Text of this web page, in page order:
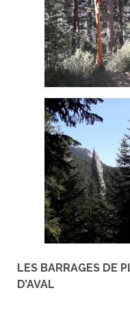
LES BARRAGES DE
D’AVAL